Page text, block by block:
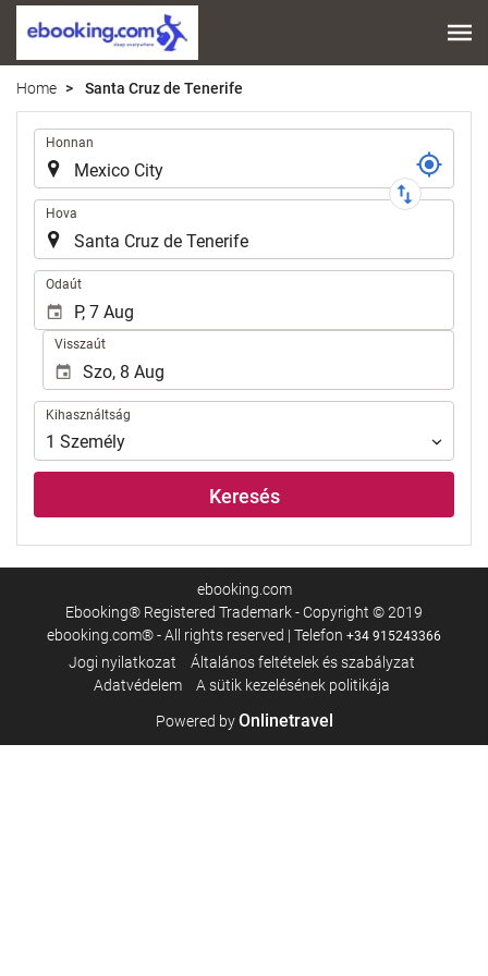
Home Santa Cruz de Tenerife
Útvonal
Honnan
Hova
Odaút
Visszaút
Kihasználtság
Kihasználtság
1 Személy
Keresés
ebooking.com
Ebooking® Registered Trademark - Copyright © 2019
ebooking.com® - All rights reserved | Telefon +34 915243366
Jogi nyilatkozat
Általános feltételek és szabályzat
Adatvédelem
A sütik kezelésének politikája
Powered byOnlinetravel